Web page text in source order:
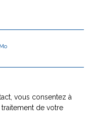
vous consentez à
de votre